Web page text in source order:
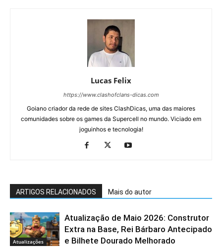
Lucas Felix
https://www.clashofclans-dicas.com
Goiano criador da rede de sites ClashDicas, uma das maiores
comunidades sobre os games da Supercell no mundo. Viciado em
joguinhos e tecnologia!
ARTIGOS RELACIONADOS Mais do autor
Atualizações
Atualização de Maio 2026: Construtor
Extra na Base, Rei Bárbaro Antecipado
e Bilhete Dourado Melhorado